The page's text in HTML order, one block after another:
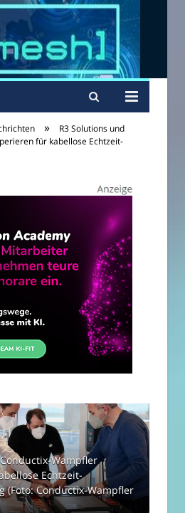
»
R3 Solutions und
für kabellose Echtzeit-
Wampfler
Echtzeit-
(Foto: Conductix-Wampfler